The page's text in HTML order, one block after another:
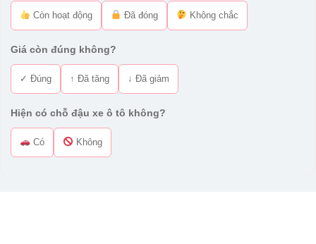
Còn hoạt động Đã đóng Không chắc
Giá còn đúng không?
✓ Đúng ↑ Đã tăng ↓ Đã giảm
Hiện có chỗ đậu xe ô tô không?
Có Không